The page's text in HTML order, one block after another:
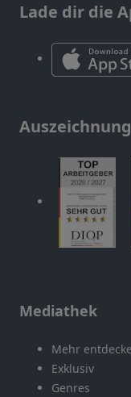
Lade dir die
Mediathek
Mehr
Exklusiv
Genres